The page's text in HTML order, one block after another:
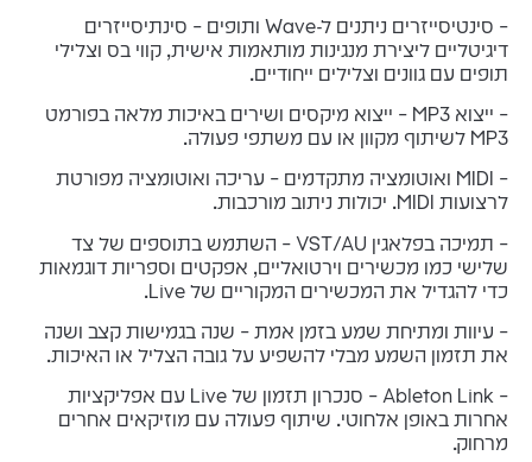
– סינטיסייזרים ניתנים ל-Wave ותופים – סינתיסייזרים
דיגיטליים ליצירת מנגינות מותאמות אישית, קווי בס וצלילי
תופים עם גוונים וצלילים ייחודיים.
– ייצוא MP3 – ייצוא מיקסים ושירים באיכות מלאה בפורמט
MP3 לשיתוף מקוון או עם משתפי פעולה.
– MIDI ואוטומציה מתקדמים – עריכה ואוטומציה מפורטת
לרצועות MIDI. יכולות ניתוב מורכבות.
– תמיכה בפלאגין VST/AU – השתמש בתוספים של צד
שלישי כמו מכשירים וירטואליים, אפקטים וספריות דוגמאות
כדי להגדיל את המכשירים המקוריים של Live.
– עיוות ומתיחת שמע בזמן אמת – שנה בגמישות קצב ושנה
את תזמון השמע מבלי להשפיע על גובה הצליל או האיכות.
– Ableton Link – סנכרון תזמון של Live עם אפליקציות
אחרות באופן אלחוטי. שיתוף פעולה עם מוזיקאים אחרים
מרחוק.